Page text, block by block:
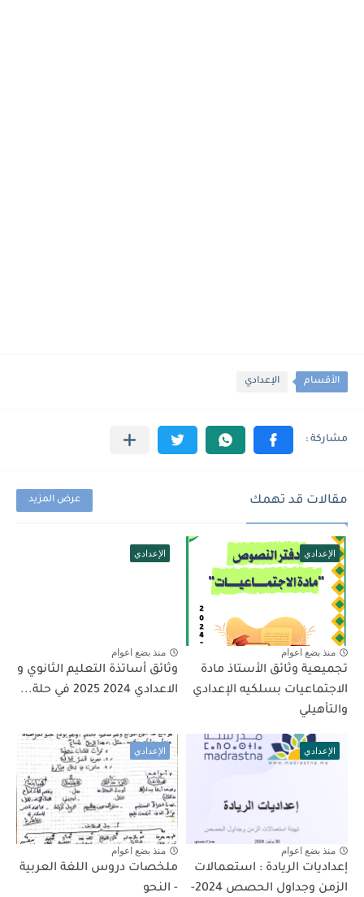
الأقسام الإعدادي
مقالات قد تهمك عرض المزيد
الإعدادي
منذ بضع اعوام
تجميعية وثائق الأستاذ مادة
الاجتماعيات بسلكيه الإعدادي
والتأهيلي
الإعدادي
منذ بضع اعوام
وثائق أساتذة التعليم الثانوي و
الاعدادي 2024 2025 في حلة...
الإعدادي
منذ بضع اعوام
إعداديات الريادة : استعمالات
الزمن وجداول الحصص 2024-
الإعدادي
منذ بضع اعوام
ملخصات دروس اللغة العربية
- النحو